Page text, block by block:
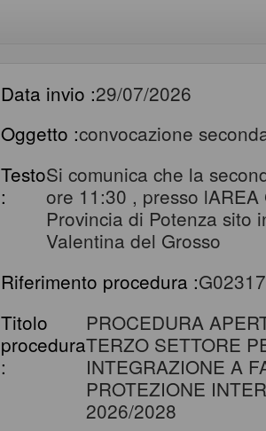
Data invio :29/07/2026
Oggetto :convocazione
Testo
:
Si comunica che la
ore 11:30 , presso
Provincia di Potenza sito
Valentina del Grosso
Riferimento procedura :
Titolo
procedura
:
PROCEDURA
TERZO SETTORE
INTEGRAZIONE A
PROTEZIONE
2026/2028